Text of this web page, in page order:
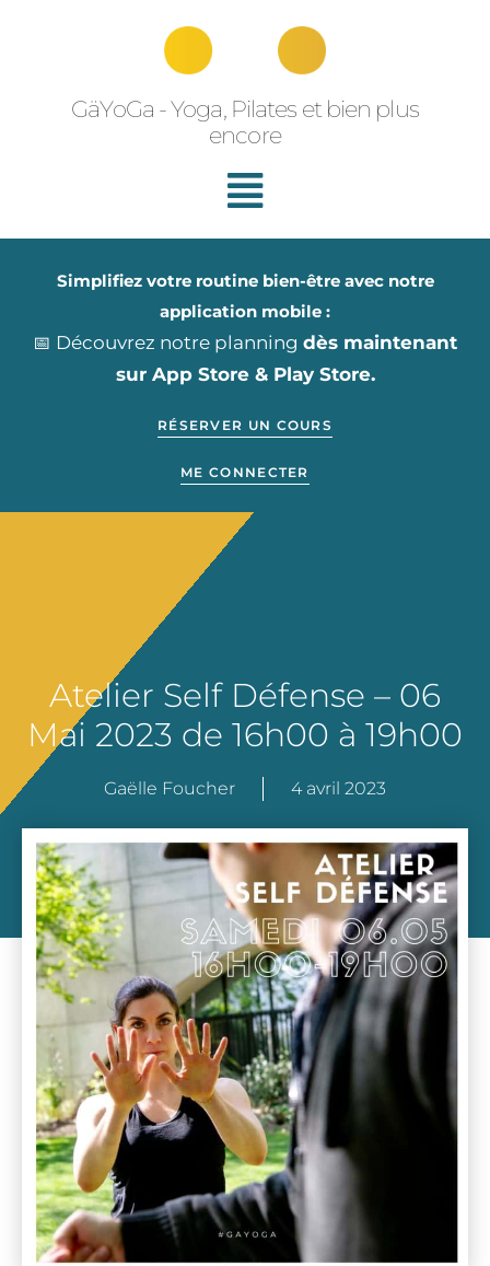
GäYoGa - Yoga, Pilates et bien plus
encore
Simplifiez votre routine bien-être avec notre
application mobile :
📅 Découvrez notre planning dès maintenant
sur App Store & Play Store.
RÉSERVER UN COURS
ME CONNECTER
Atelier Self Défense – 06
Mai 2023 de 16h00 à 19h00
Gaëlle Foucher 4 avril 2023